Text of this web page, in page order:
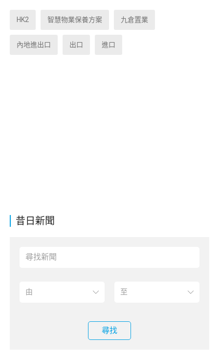
昔日新聞
尋找
HK2 智慧物業保養方案 九倉置業
內地進出口 出口 進口